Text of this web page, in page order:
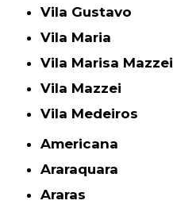
Vila Gustavo
Vila Maria
Vila Marisa Mazzei
Vila Mazzei
Vila Medeiros
Americana
Araraquara
Araras